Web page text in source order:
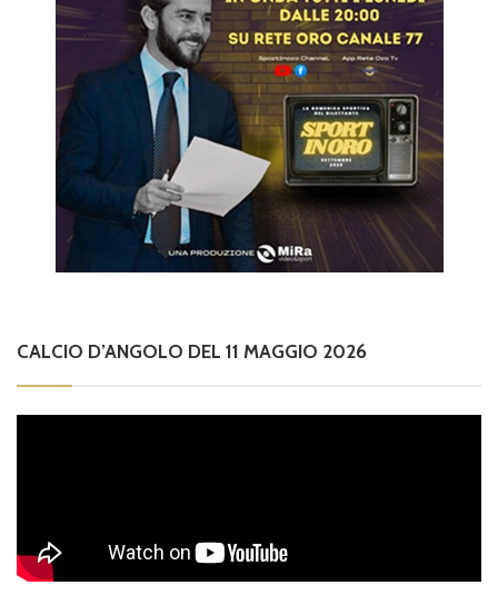
CALCIO D’ANGOLO DEL 11 MAGGIO 2026